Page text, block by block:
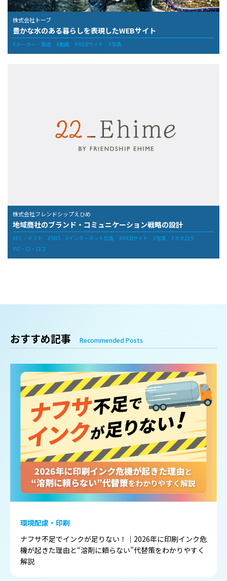
株式会社トーブ
豊かな水のある暮らしを表現したWEBサイト
メーカー・製造 動画 WEBサイト 写真
株式会社フレンドシップえひめ
地域商社のブランド・コミュニケーション戦略の設計
EC・ギフト SNS インターネット広告 WEBサイト 写真
カタログ
VI・CI・ロゴ
おすすめ記事 Recommended Posts
環境配慮・印刷
ナフサ不足でインクが足りない！｜2026年に印刷インク危
機が起きた理由と“溶剤に頼らない”代替策をわかりやすく
解説